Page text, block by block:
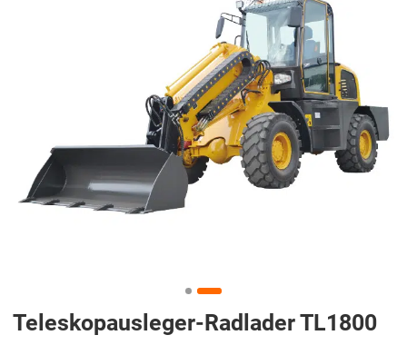
Teleskopausleger-Radlader TL1800